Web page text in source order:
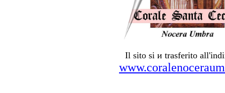
Il sito si и trasferito